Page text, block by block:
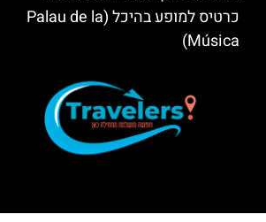
כרטיס למופע בהיכל (Palau de la
Música)